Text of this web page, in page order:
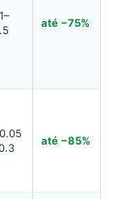
até −75%
até −85%